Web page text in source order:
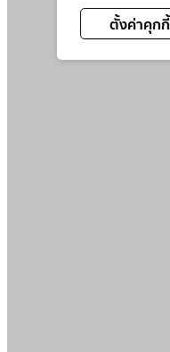
ตั้งค่าคุกกี้